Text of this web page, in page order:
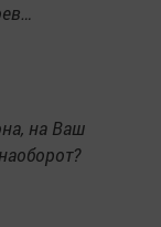
на Ваш